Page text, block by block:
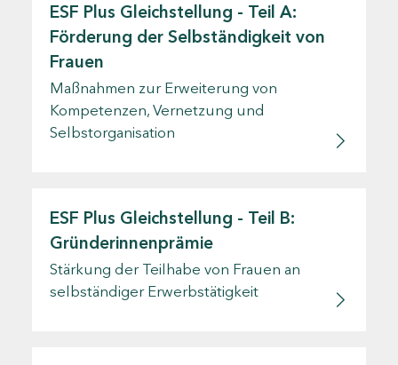
ESF Plus Gleichstellung - Teil A:
Förderung der Selbständigkeit von
Frauen
Maßnahmen zur Erweiterung von
Kompetenzen, Vernetzung und
Selbstorganisation
ESF Plus Gleichstellung - Teil B:
Gründerinnenprämie
Stärkung der Teilhabe von Frauen an
selbständiger Erwerbstätigkeit